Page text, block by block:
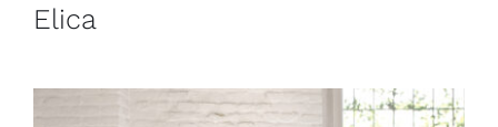
Elica